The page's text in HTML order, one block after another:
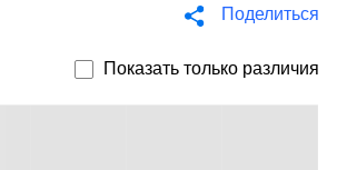
Поделиться
Показать только различия